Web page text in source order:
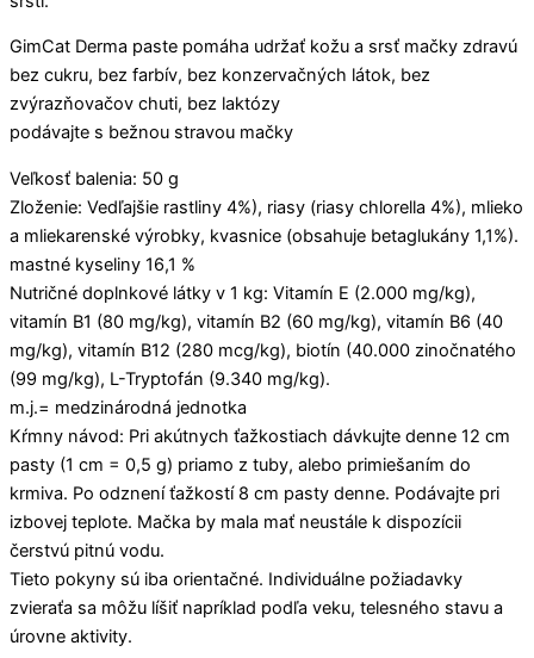
GimCat Derma paste pomáha udržať kožu a srsť mačky zdravú
bez cukru, bez farbív, bez konzervačných látok, bez
zvýrazňovačov chuti, bez laktózy
podávajte s bežnou stravou mačky
Veľkosť balenia: 50 g
Zloženie: Vedľajšie rastliny 4%), riasy (riasy chlorella 4%), mlieko
a mliekarenské výrobky, kvasnice (obsahuje betaglukány 1,1%).
mastné kyseliny 16,1 %
Nutričné doplnkové látky v 1 kg: Vitamín E (2.000 mg/kg),
vitamín B1 (80 mg/kg), vitamín B2 (60 mg/kg), vitamín B6 (40
mg/kg), vitamín B12 (280 mcg/kg), biotín (40.000 zinočnatého
(99 mg/kg), L-Tryptofán (9.340 mg/kg).
m.j.= medzinárodná jednotka
Kŕmny návod: Pri akútnych ťažkostiach dávkujte denne 12 cm
pasty (1 cm = 0,5 g) priamo z tuby, alebo primiešaním do
krmiva. Po odznení ťažkostí 8 cm pasty denne. Podávajte pri
izbovej teplote. Mačka by mala mať neustále k dispozícii
čerstvú pitnú vodu.
Tieto pokyny sú iba orientačné. Individuálne požiadavky
zvieraťa sa môžu líšiť napríklad podľa veku, telesného stavu a
úrovne aktivity.